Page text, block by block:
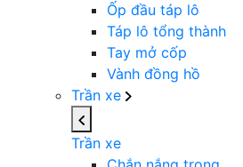
Ốp đầu táp lô
Táp lô tổng thành
Tay mở cốp
Vành đồng hồ
Trần xe
Trần xe